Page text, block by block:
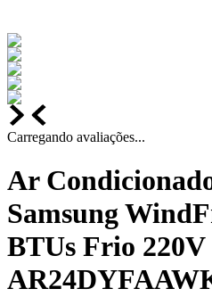
Carregando avaliações...
Ar
Samsung
BTUs Frio 220V